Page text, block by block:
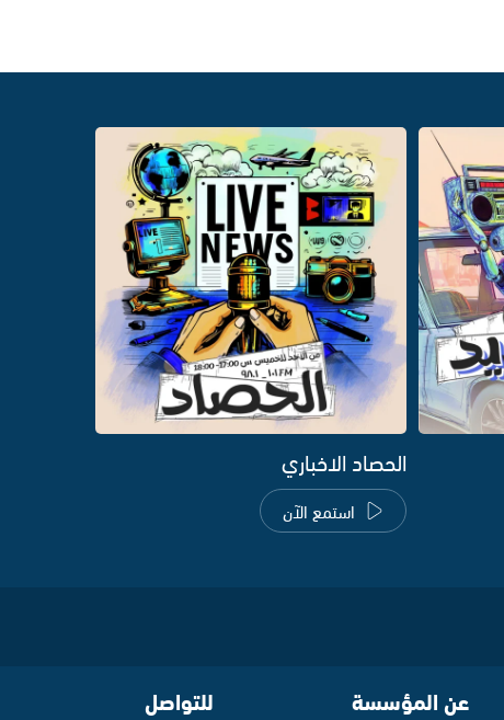
الحصاد الاخباري
استمع الآن
عن المؤسسة للتواصل